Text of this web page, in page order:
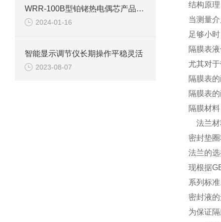
WRR-100B型铂铑热电偶芯产品介绍
2024-01-16
智能显示调节仪长期操作平稳灵活
2023-08-07
结构原理
当测量
足够小
隔膜表
尤其对
隔膜表
隔膜表
隔膜材
法兰材
密封垫
法兰的
现根据
系列标
密封液
为保证